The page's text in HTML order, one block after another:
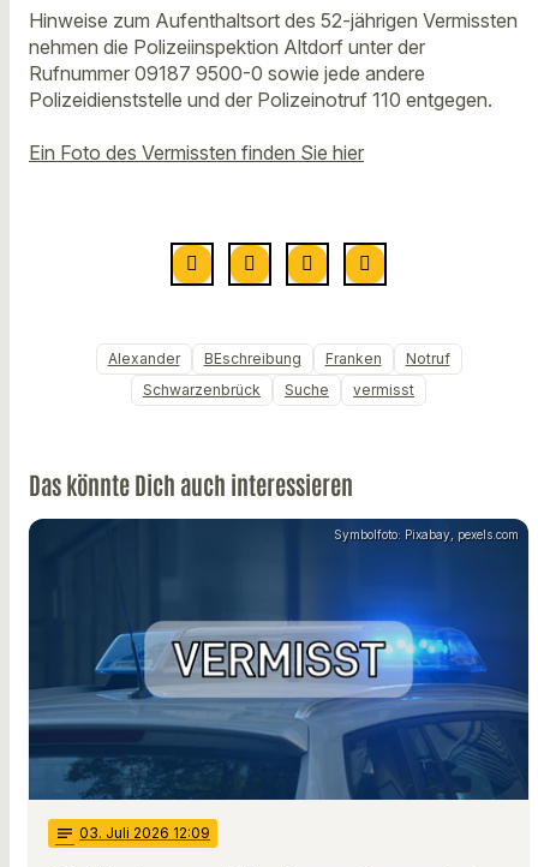
Hinweise zum Aufenthaltsort des 52-jährigen Vermissten
nehmen die Polizeiinspektion Altdorf unter der
Rufnummer 09187 9500-0 sowie jede andere
Polizeidienststelle und der Polizeinotruf 110 entgegen.
Ein Foto des Vermissten finden Sie hier
Alexander BEschreibung Franken
Notruf
Schwarzenbrück
Suche vermisst
Das könnte Dich auch interessieren
Symbolfoto: Pixabay, pexels.com
notes 03. Juli 2026 12:09